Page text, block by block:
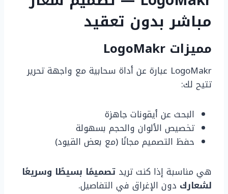
مباشر بدون تعقيد
مميزات LogoMakr
LogoMakr عبارة عن أداة سحابية مع واجهة تحرير
تتيح لك:
البحث عن أيقونات جاهزة
تخصيص الألوان والحجم بسهولة
حفظ التصميم مجانًا (مع بعض القيود)
هي مناسبة إذا كنت تريد تصميمًا بسيطًا وسريعًا
لشعارك دون الإغراق في التفاصيل.